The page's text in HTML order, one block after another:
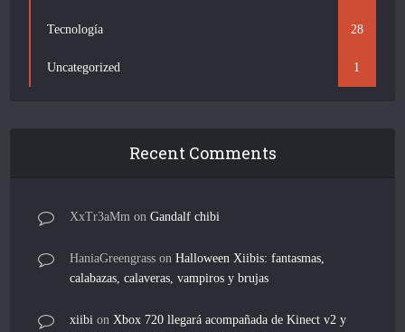
Tecnología 28
Uncategorized 1
Recent Comments
XxTr3aMm onGandalf chibi
HaniaGreengrass onHalloween Xiibis: fantasmas,
calabazas, calaveras, vampiros y brujas
xiibi onXbox 720 llegará acompañada de Kinect v2 y